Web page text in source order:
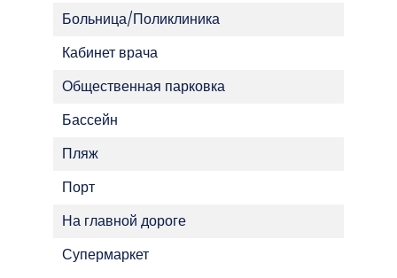
Больница/Поликлиника
Кабинет врача
Общественная парковка
Бассейн
Пляж
Порт
На главной дороге
Супермаркет